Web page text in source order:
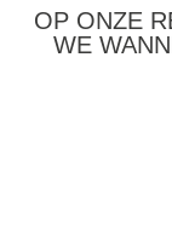
OP ONZE
WE